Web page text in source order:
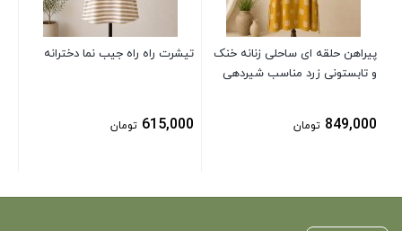
پیراهن حلقه ای ساحلی زنانه خنک
و تابستونی زرد مناسب شیردهی
849,000 تومان
تیشرت راه راه جیب نما دخترانه
615,000 تومان